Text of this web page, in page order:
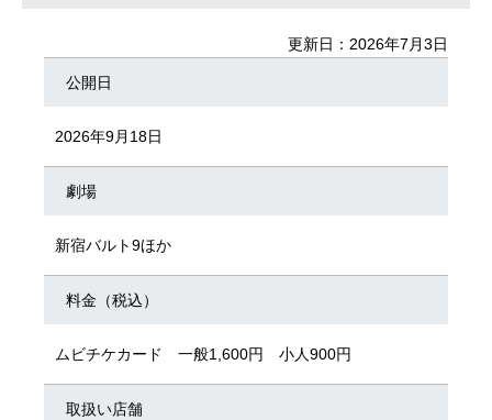
更新日：2026年7月3日
公開日
2026年9月18日
劇場
新宿バルト9ほか
料金（税込）
ムビチケカード 一般1,600円 小人900円
取扱い店舗